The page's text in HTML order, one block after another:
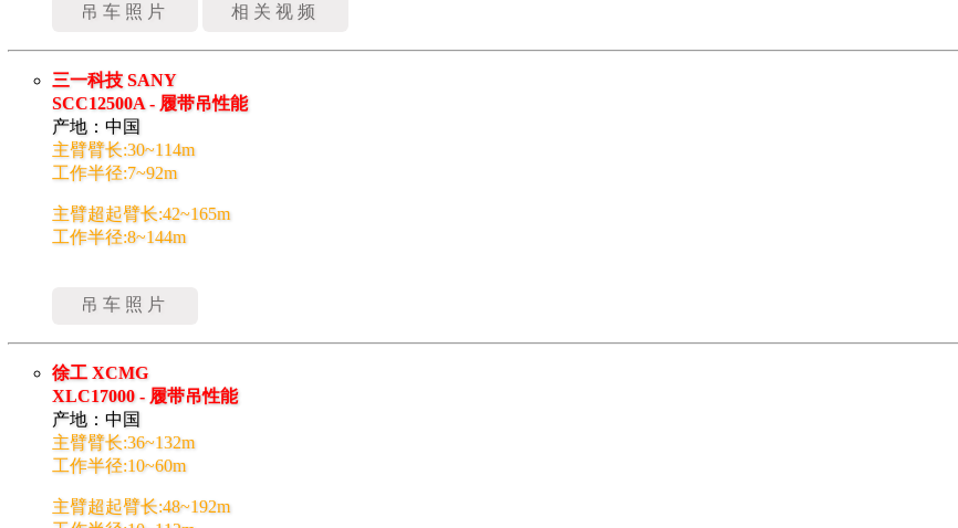
吊车照片 相关视频
三一科技 SANY
SCC12500A - 履带吊性能
产地：中国
主臂臂长:30~114m
工作半径:7~92m
主臂超起臂长:42~165m
工作半径:8~144m
吊车照片
徐工 XCMG
XLC17000 - 履带吊性能
产地：中国
主臂臂长:36~132m
工作半径:10~60m
主臂超起臂长:48~192m